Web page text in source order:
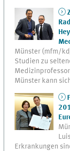
Münster (mfm/
Studien zu
Münster kann
Erkrankungen